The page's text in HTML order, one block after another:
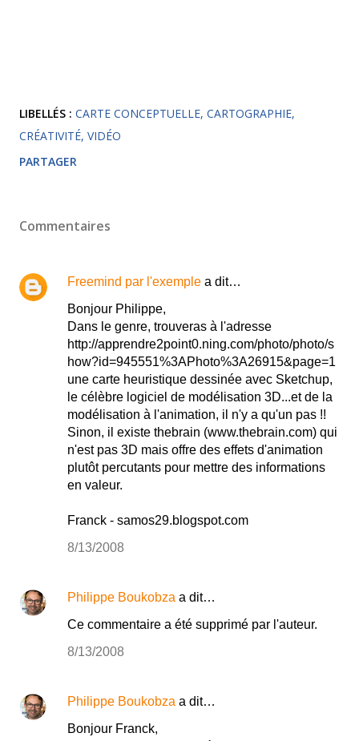
LIBELLÉS : CARTE CONCEPTUELLE CARTOGRAPHIE
CRÉATIVITÉ VIDÉO
PARTAGER
Commentaires
Freemind par l'exemple a dit…
Bonjour Philippe,
Dans le genre, trouveras à l'adresse
http://apprendre2point0.ning.com/photo/photo/s
how?id=945551%3APhoto%3A26915&page=1
une carte heuristique dessinée avec Sketchup,
le célèbre logiciel de modélisation 3D...et de la
modélisation à l'animation, il n'y a qu'un pas !!
Sinon, il existe thebrain (www.thebrain.com) qui
n'est pas 3D mais offre des effets d'animation
plutôt percutants pour mettre des informations
en valeur.
Franck - samos29.blogspot.com
8/13/2008
Philippe Boukobza a dit…
Ce commentaire a été supprimé par l'auteur.
8/13/2008
Philippe Boukobza a dit…
Bonjour Franck,